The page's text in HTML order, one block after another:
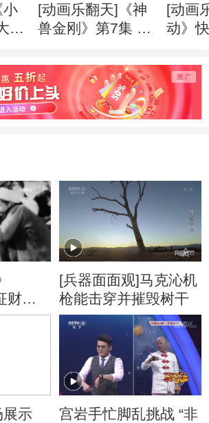
小
[动画乐翻天]《神
兽金刚》第7集 地
[动画
动》
财经
苏维
[兵器面面观]马克沁机
枪能击穿并摧毁树干
示
宫岩手忙脚乱挑战 “非